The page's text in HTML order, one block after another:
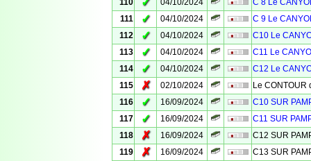
110
04/10/2024
C 8 Le
111
✓ 04/10/2024
C 9 Le
112
✓ 04/10/2024
C10 Le
113
✓ 04/10/2024
C11 Le
114
✓ 04/10/2024
C12 Le
115
✗ 02/10/2024
Le CONTOUR
116
✓ 16/09/2024
C10 SUR
117
✓ 16/09/2024
C11 SUR
118
✗ 16/09/2024
C12 SUR
119
✗ 16/09/2024
C13 SUR